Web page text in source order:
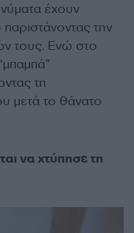
έχουν
την
τους. Ενώ στο
τη
μετά το θάνατο
να χτύπησε τη